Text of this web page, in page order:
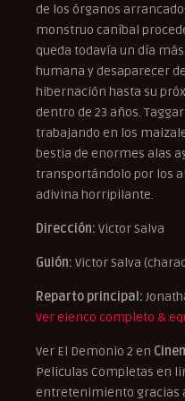
de los órganos
monstruo caníbal
queda todavía un día
humana y desaparecer
hibernación hasta su
dentro de 23 años.
trabajando en los
bestia de enormes alas
transportándolo por los
adivina horripilante.
Dirección: Victor Salva
Guión: Victor Salva
Reparto principal:
Ver elenco completo &
Ver El Demonio 2 en
Peliculas Completas en
entretenimiento gracias